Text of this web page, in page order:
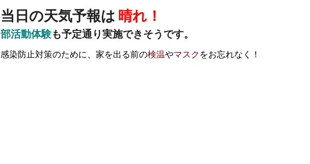
当日の天気予報は 晴れ！
部活動体験も予定通り実施できそうです。
感染防止対策のために、家を出る前の検温やマスク をお忘れなく！